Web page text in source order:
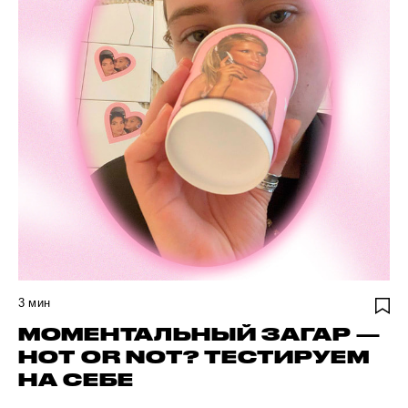
3 мин
МОМЕНТАЛЬНЫЙ ЗАГАР —
HOT OR NOT? ТЕСТИРУЕМ
НА СЕБЕ